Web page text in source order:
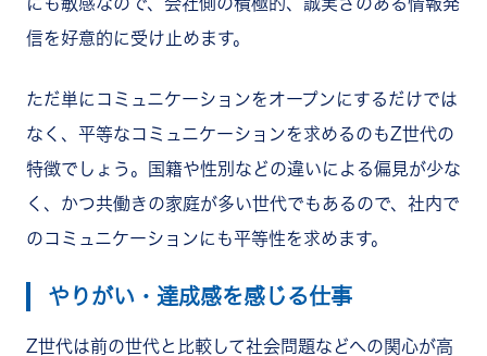
信を好意的に受け止めます。
ただ単にコミュニケーションをオープンにするだけでは
なく、平等なコミュニケーションを求めるのもZ世代の
特徴でしょう。国籍や性別などの違いによる偏見が少な
く、かつ共働きの家庭が多い世代でもあるので、社内で
のコミュニケーションにも平等性を求めます。
やりがい・達成感を感じる仕事
Z世代は前の世代と比較して社会問題などへの関心が高